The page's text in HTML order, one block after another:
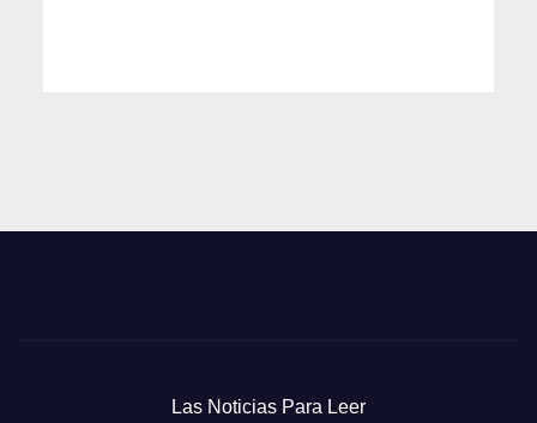
Las Noticias Para Leer